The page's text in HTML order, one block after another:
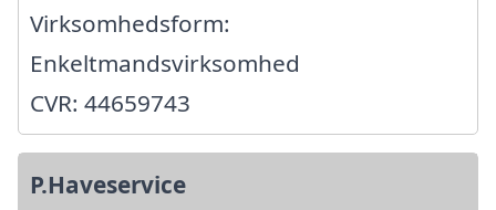
Virksomhedsform:
Enkeltmandsvirksomhed
CVR: 44659743
P.Haveservice